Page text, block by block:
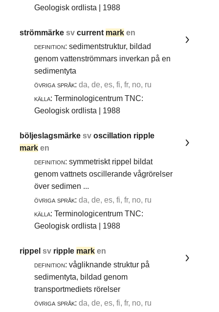
Geologisk ordlista | 1988
strömmärkesvcurrent mark en
definition: sedimentstruktur, bildad
genom vattenströmmars inverkan på en
sedimentyta
övriga språk: da, de, es, fi, fr, no, ru
källa: Terminologicentrum TNC:
Geologisk ordlista | 1988
böljeslagsmärkesvoscillation ripple
mark en
definition: symmetriskt rippel bildat
genom vattnets oscillerande vågrörelser
över sedimen ...
övriga språk: da, de, es, fi, fr, no, ru
källa: Terminologicentrum TNC:
Geologisk ordlista | 1988
rippelsv ripple mark en
definition: vågliknande struktur på
sedimentyta, bildad genom
transportmediets rörelser
övriga språk: da, de, es, fi, fr, no, ru